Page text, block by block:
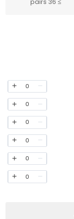
≥ 36 pairs
0
0
0
0
0
0